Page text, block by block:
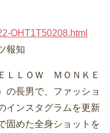
OHT1T50208.html
報知
ＬＬＯＷ ＭＯＮＫＥ
の長男で、ファッショ
インスタグラムを更新
固めた全身ショットを